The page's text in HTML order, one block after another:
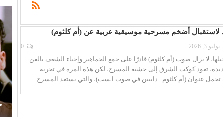
لاستقبال أضخم مسرحية موسيقية عربية عن (أم كلثوم)
يوليو 3, 2026
لا يزال صوت (أم كلثوم) قادرًا على جمع الجماهير وإحياء الشغف بالفن
تعود كوكب الشرق إلى خشبة المسرح، لكن هذه المرة في تجربة
عنوان (أم كلثوم.. دايبين في صوت الست)، والتي يستعد المسرح…
أحمد الغريب يكتب: الإعلام الخاص يفضح اختراق